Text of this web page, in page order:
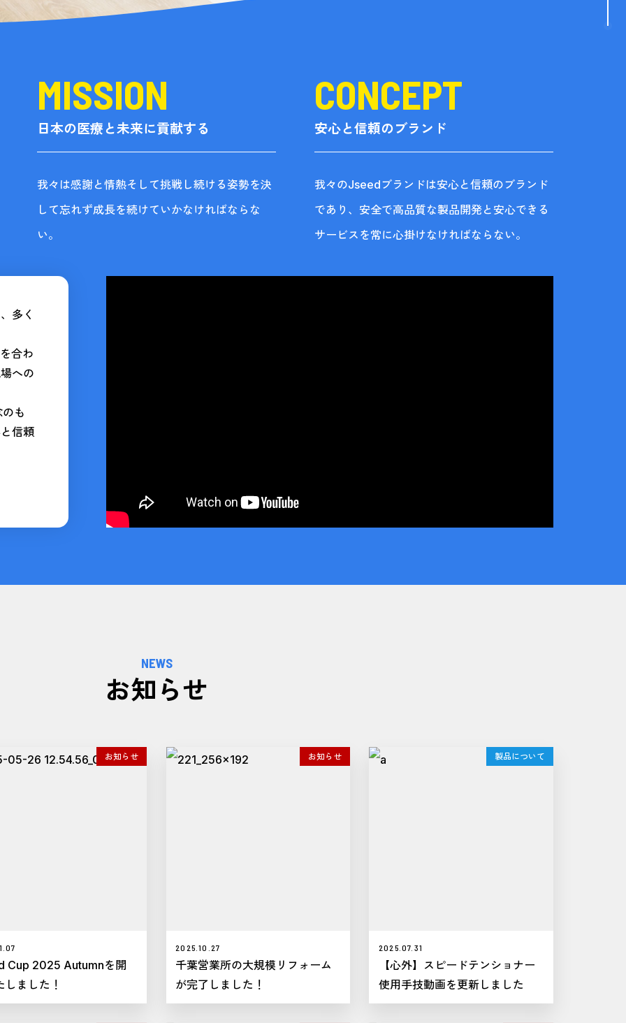
日本の医療と未来に貢献する
我々は感謝と情熱そして挑戦し続ける姿勢を決
して忘れず成長を続けていかなければならな
い。
安心と信頼のブランド
我々のJseedブランドは安心と信頼のブランド
であり、安全で高品質な製品開発と安心できる
サービスを常に心掛けなければならない。
多く
合わ
への
も
信頼
お知らせ
お知らせ
Cup 2025 Autumnを開
しました！
お知らせ
2025.10.27
千葉営業所の大規模リフォーム
が完了しました！
製品について
2025.07.31
【心外】スピードテンショナー
使用手技動画を更新しました